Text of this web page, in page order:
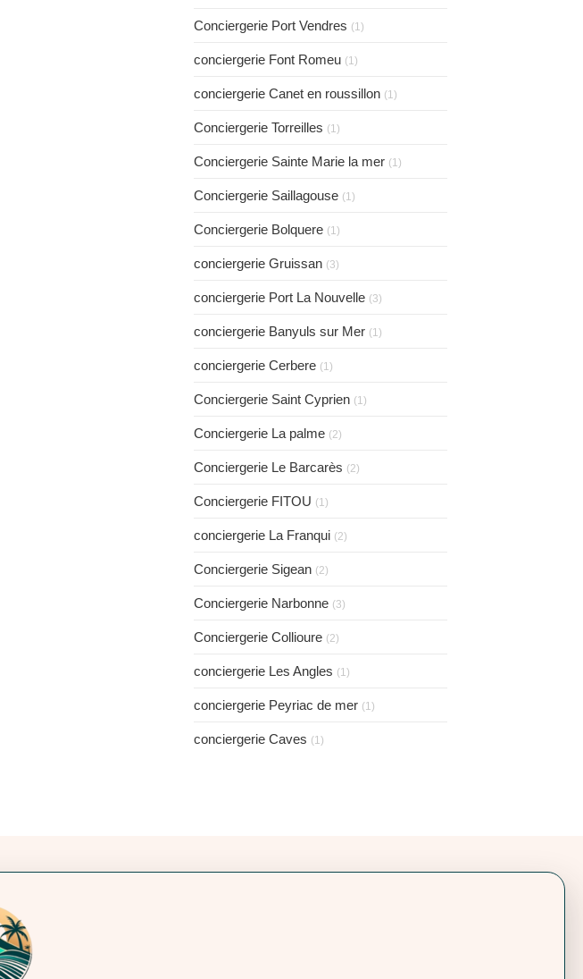
Conciergerie Port Vendres (1)
conciergerie Font Romeu (1)
conciergerie Canet en roussillon (1)
Conciergerie Torreilles (1)
Conciergerie Sainte Marie la mer (1)
Conciergerie Saillagouse (1)
Conciergerie Bolquere (1)
conciergerie Gruissan (3)
conciergerie Port La Nouvelle (3)
conciergerie Banyuls sur Mer (1)
conciergerie Cerbere (1)
Conciergerie Saint Cyprien (1)
Conciergerie La palme (2)
Conciergerie Le Barcarès (2)
Conciergerie FITOU (1)
conciergerie La Franqui (2)
Conciergerie Sigean (2)
Conciergerie Narbonne (3)
Conciergerie Collioure (2)
conciergerie Les Angles (1)
conciergerie Peyriac de mer (1)
conciergerie Caves (1)